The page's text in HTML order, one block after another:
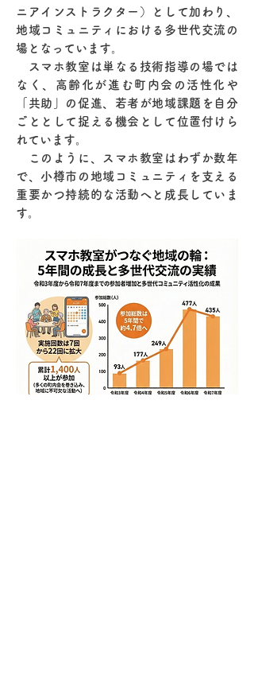
ニアインストラクター）として加わり、
地域コミュニティにおける多世代交流の
場となっています。
スマホ教室は単なる技術指導の場では
なく、高齢化が進む町内会の活性化や
「共助」の促進、若者が地域課題を自分
ごととして捉える機会として位置付けら
れています。
このように、スマホ教室はわずか数年
で、小樽市の地域コミュニティを支える
重要かつ持続的な活動へと成長していま
す。